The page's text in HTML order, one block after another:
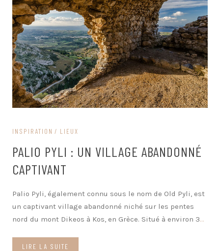
INSPIRATION LIEUX
PALIO PYLI : UN VILLAGE ABANDONNÉ
CAPTIVANT
Palio Pyli, également connu sous le nom de Old Pyli, est
un captivant village abandonné niché sur les pentes
nord du mont Dikeos à Kos, en Grèce. Situé à environ 3...
LIRE LA SUITE